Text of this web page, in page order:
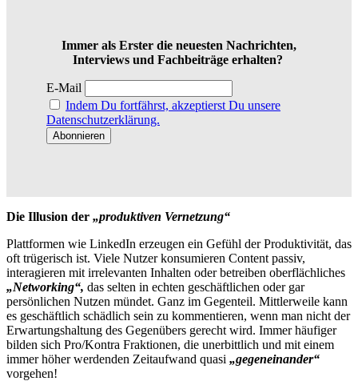
Immer als Erster die neuesten Nachrichten,
Interviews und Fachbeiträge erhalten?
E-Mail
Indem Du fortfährst, akzeptierst Du unsere
Datenschutzerklärung.
Die Illusion der „produktiven Vernetzung“
Plattformen wie LinkedIn erzeugen ein Gefühl der Produktivität, das
oft trügerisch ist. Viele Nutzer konsumieren Content passiv,
interagieren mit irrelevanten Inhalten oder betreiben oberflächliches
„Networking“, das selten in echten geschäftlichen oder gar
persönlichen Nutzen mündet. Ganz im Gegenteil. Mittlerweile kann
es geschäftlich schädlich sein zu kommentieren, wenn man nicht der
Erwartungshaltung des Gegenübers gerecht wird. Immer häufiger
bilden sich Pro/Kontra Fraktionen, die unerbittlich und mit einem
immer höher werdenden Zeitaufwand quasi „gegeneinander“
vorgehen!